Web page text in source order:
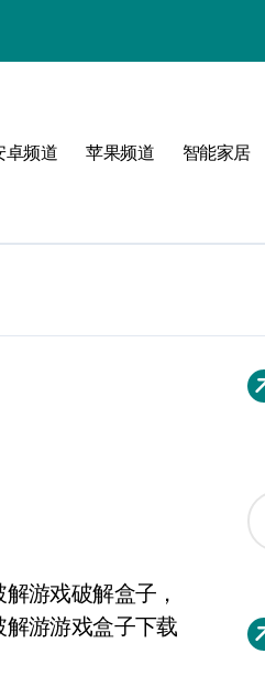
卓频道 苹果频道 智能家居
游游戏盒子下载
搜
索
：